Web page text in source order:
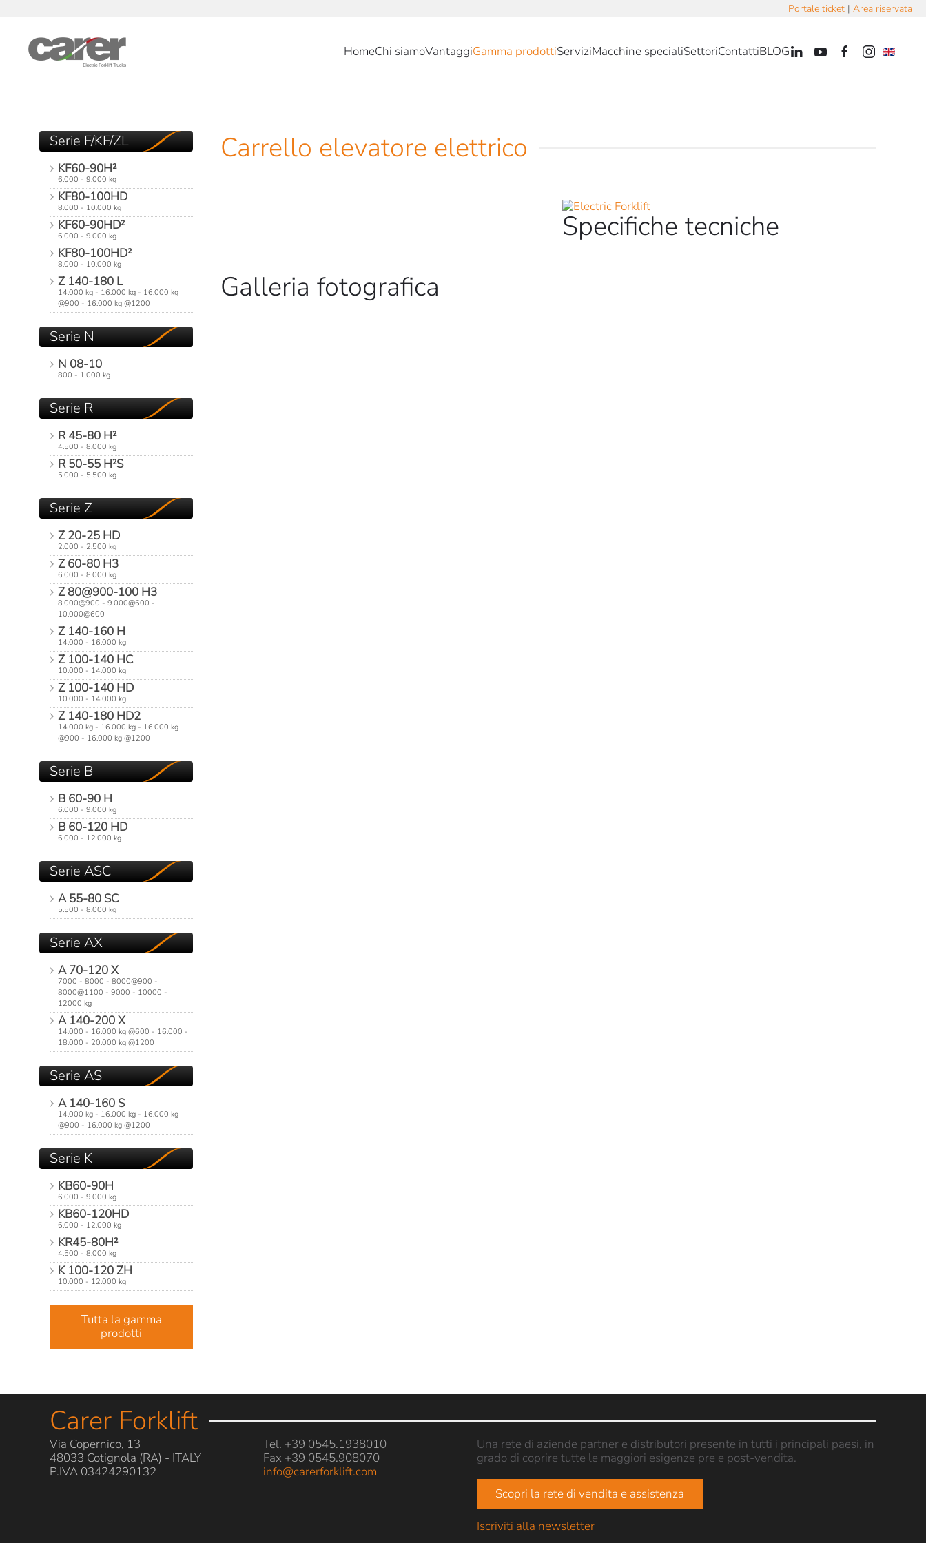
Skip to main content
HomeChi siamoVantaggiGamma prodottiServiziMacchine specialiSettoriContattiBLOG
Serie F/KF/ZL
KF60-90H²
6.000 - 9.000 kg
KF80-100HD
8.000 - 10.000 kg
KF60-90HD²
6.000 - 9.000 kg
KF80-100HD²
8.000 - 10.000 kg
Z 140-180 L
14.000 kg - 16.000 kg - 16.000 kg
@900 - 16.000 kg @1200
Serie N
N 08-10
800 - 1.000 kg
Serie R
R 45-80 H²
4.500 - 8.000 kg
R 50-55 H²S
5.000 - 5.500 kg
Serie Z
Z 20-25 HD
2.000 - 2.500 kg
Z 60-80 H3
6.000 - 8.000 kg
Z 80@900-100 H3
8.000@900 - 9.000@600 -
10.000@600
Z 140-160 H
14.000 - 16.000 kg
Z 100-140 HC
10.000 - 14.000 kg
Z 100-140 HD
10.000 - 14.000 kg
Z 140-180 HD2
14.000 kg - 16.000 kg - 16.000 kg
@900 - 16.000 kg @1200
Serie B
B 60-90 H
6.000 - 9.000 kg
B 60-120 HD
6.000 - 12.000 kg
Serie ASC
A 55-80 SC
5.500 - 8.000 kg
Serie AX
A 70-120 X
7000 - 8000 - 8000@900 -
8000@1100 - 9000 - 10000 -
12000 kg
A 140-200 X
14.000 - 16.000 kg @600 - 16.000 -
18.000 - 20.000 kg @1200
Serie AS
A 140-160 S
14.000 kg - 16.000 kg - 16.000 kg
@900 - 16.000 kg @1200
Serie K
KB60-90H
6.000 - 9.000 kg
KB60-120HD
6.000 - 12.000 kg
KR45-80H²
4.500 - 8.000 kg
K 100-120 ZH
10.000 - 12.000 kg
Tutta la gamma
prodotti
Carrello elevatore elettrico
Specifiche tecniche
Galleria fotografica
Portale ticket | Area riservata
Carer Forklift
Via Copernico, 13
48033 Cotignola (RA) - ITALY
P.IVA 03424290132
Tel. +39 0545.1938010
Fax +39 0545.908070
info@carerforklift.com
Una rete di aziende partner e distributori presente in tutti i principali paesi, in
grado di coprire tutte le maggiori esigenze pre e post-vendita.
Scopri la rete di vendita e assistenza
Iscriviti alla newsletter